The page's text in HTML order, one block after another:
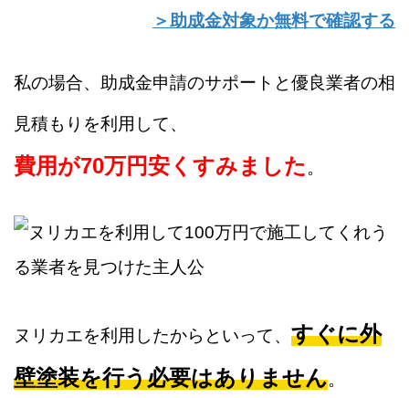
＞助成金対象か無料で確認する
私の場合、助成金申請のサポートと優良業者の相
見積もりを利用して、
費用が70万円安くすみました 。
ヌリカエを利用したからといって、 すぐに外
壁塗装を行う必要はありません。